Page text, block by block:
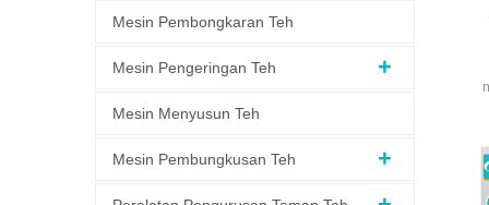
Mesin Pembongkaran Teh
Mesin Pengeringan Teh
Mesin Menyusun Teh
Mesin Pembungkusan Teh